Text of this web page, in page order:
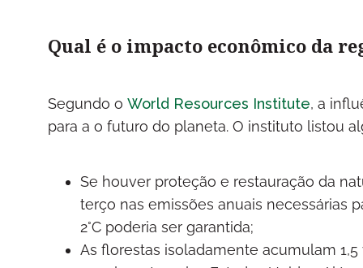
Qual é o impacto econômico da
Segundo o World Resources Institute, a
para a o futuro do planeta. O instituto listou
Se houver proteção e restauração da
terço nas emissões anuais necessárias
2°C poderia ser garantida;
As florestas isoladamente acumulam